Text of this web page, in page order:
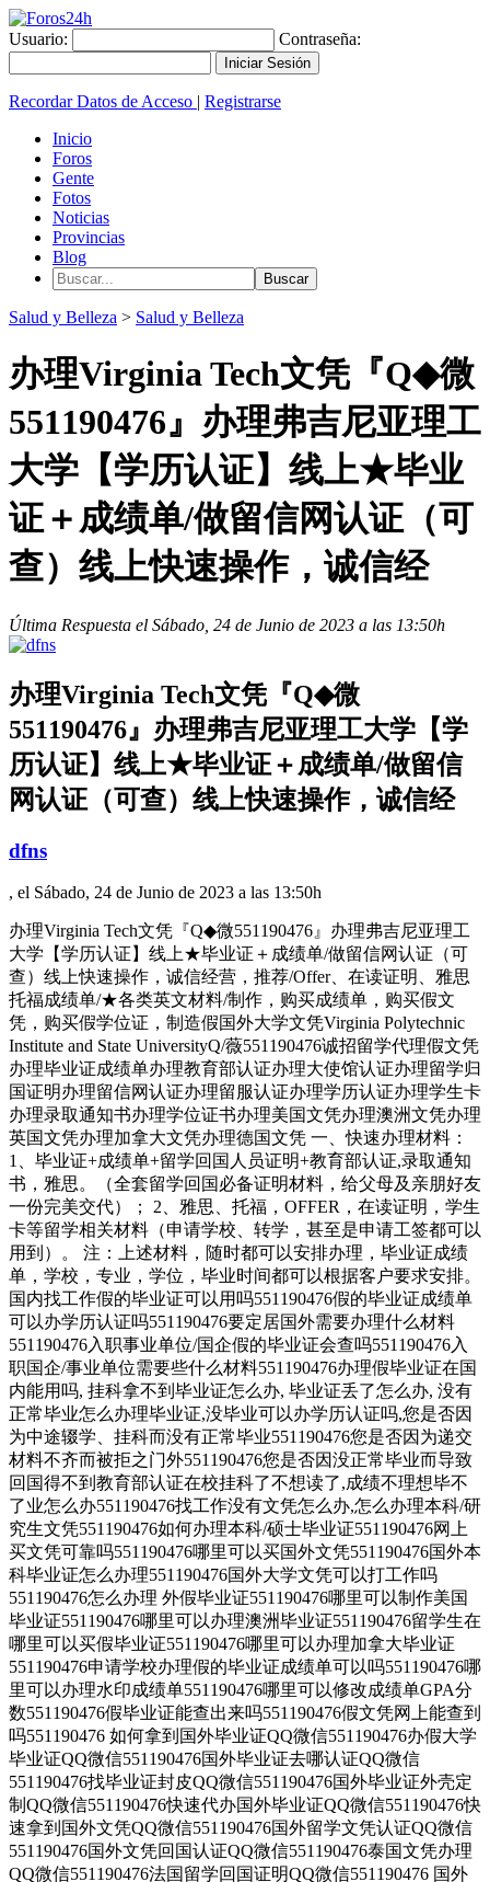
Usuario: Contraseña:
Recordar Datos de Acceso | Registrarse
Inicio
Foros
Gente
Fotos
Noticias
Provincias
Blog
Salud y Belleza > Salud y Belleza
办理Virginia Tech文凭『Q◆微
551190476』办理弗吉尼亚理工
大学【学历认证】线上★毕业
证＋成绩单/做留信网认证（可
查）线上快速操作，诚信经
Última Respuesta el Sábado, 24 de Junio de 2023 a las 13:50h
办理Virginia Tech文凭『Q◆微
551190476』办理弗吉尼亚理工大学【学
历认证】线上★毕业证＋成绩单/做留信
网认证（可查）线上快速操作，诚信经
dfns
, el Sábado, 24 de Junio de 2023 a las 13:50h
办理Virginia Tech文凭『Q◆微551190476』办理弗吉尼亚理工
大学【学历认证】线上★毕业证＋成绩单/做留信网认证（可
查）线上快速操作，诚信经营，推荐/Offer、在读证明、雅思
托福成绩单/★各类英文材料/制作，购买成绩单，购买假文
凭，购买假学位证，制造假国外大学文凭Virginia Polytechnic
Institute and State UniversityQ/薇551190476诚招留学代理假文凭
办理毕业证成绩单办理教育部认证办理大使馆认证办理留学归
国证明办理留信网认证办理留服认证办理学历认证办理学生卡
办理录取通知书办理学位证书办理美国文凭办理澳洲文凭办理
英国文凭办理加拿大文凭办理德国文凭 一、快速办理材料：
1、毕业证+成绩单+留学回国人员证明+教育部认证,录取通知
书，雅思。（全套留学回国必备证明材料，给父母及亲朋好友
一份完美交代）； 2、雅思、托福，OFFER，在读证明，学生
卡等留学相关材料（申请学校、转学，甚至是申请工签都可以
用到）。 注：上述材料，随时都可以安排办理，毕业证成绩
单，学校，专业，学位，毕业时间都可以根据客户要求安排。
国内找工作假的毕业证可以用吗551190476假的毕业证成绩单
可以办学历认证吗551190476要定居国外需要办理什么材料
551190476入职事业单位/国企假的毕业证会查吗551190476入
职国企/事业单位需要些什么材料551190476办理假毕业证在国
内能用吗, 挂科拿不到毕业证怎么办, 毕业证丢了怎么办, 没有
正常毕业怎么办理毕业证,没毕业可以办学历认证吗,您是否因
为中途辍学、挂科而没有正常毕业551190476您是否因为递交
材料不齐而被拒之门外551190476您是否因没正常毕业而导致
回国得不到教育部认证在校挂科了不想读了,成绩不理想毕不
了业怎么办551190476找工作没有文凭怎么办,怎么办理本科/研
究生文凭551190476如何办理本科/硕士毕业证551190476网上
买文凭可靠吗551190476哪里可以买国外文凭551190476国外本
科毕业证怎么办理551190476国外大学文凭可以打工作吗
551190476怎么办理 外假毕业证551190476哪里可以制作美国
毕业证551190476哪里可以办理澳洲毕业证551190476留学生在
哪里可以买假毕业证551190476哪里可以办理加拿大毕业证
551190476申请学校办理假的毕业证成绩单可以吗551190476哪
里可以办理水印成绩单551190476哪里可以修改成绩单GPA分
数551190476假毕业证能查出来吗551190476假文凭网上能查到
吗551190476 如何拿到国外毕业证QQ微信551190476办假大学
毕业证QQ微信551190476国外毕业证去哪认证QQ微信
551190476找毕业证封皮QQ微信551190476国外毕业证外壳定
制QQ微信551190476快速代办国外毕业证QQ微信551190476快
速拿到国外文凭QQ微信551190476国外留学文凭认证QQ微信
551190476国外文凭回国认证QQ微信551190476泰国文凭办理
QQ微信551190476法国留学回国证明QQ微信551190476 国外